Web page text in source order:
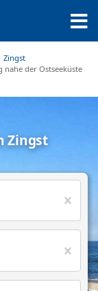
Zingst
nahe der Ostseeküste
Zingst